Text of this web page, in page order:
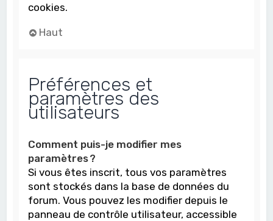
cookies.
Haut
Préférences et
paramètres des
utilisateurs
Comment puis-je modifier mes
paramètres ?
Si vous êtes inscrit, tous vos paramètres
sont stockés dans la base de données du
forum. Vous pouvez les modifier depuis le
panneau de contrôle utilisateur, accessible